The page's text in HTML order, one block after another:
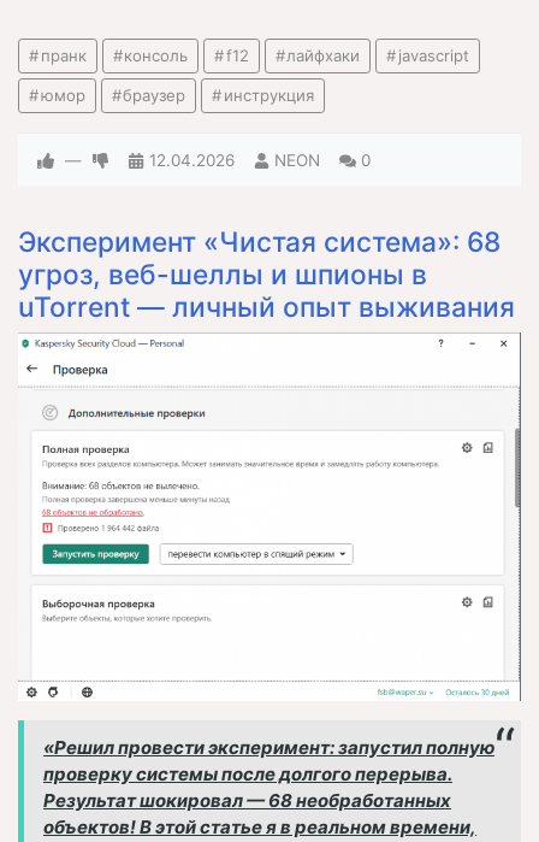
пранк консоль f12 лайфхаки javascript
юмор браузер инструкция
— 12.04.2026 NEON 0
Эксперимент «Чистая система»: 68
угроз, веб-шеллы и шпионы в
uTorrent — личный опыт выживания
«Решил провести эксперимент: запустил полную
проверку системы после долгого перерыва.
Результат шокировал — 68 необработанных
объектов! В этой статье я в реальном времени,